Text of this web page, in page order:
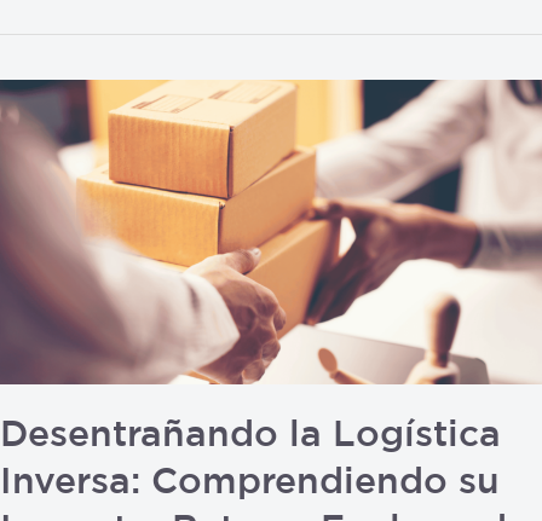
Desentrañando la Logística
Inversa: Comprendiendo su
Desentrañando
Logística
Explorando
Soluciones